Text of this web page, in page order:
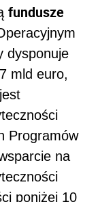
fundusze
dysponuje
mld euro,
Programów
na
poniżej 10